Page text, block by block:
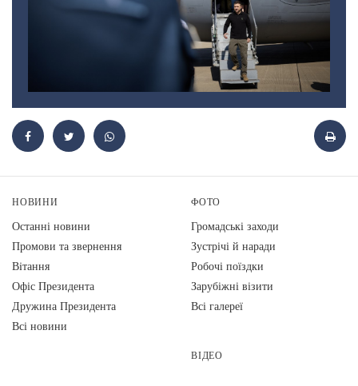
НОВИНИ
Останні новини
Промови та звернення
Вiтання
Офіс Президента
Дружина Президента
Всі новини
ФОТО
Громадські заходи
Зустрічі й наради
Робочі поїздки
Зарубіжні візити
Всі галереї
ВІДЕО